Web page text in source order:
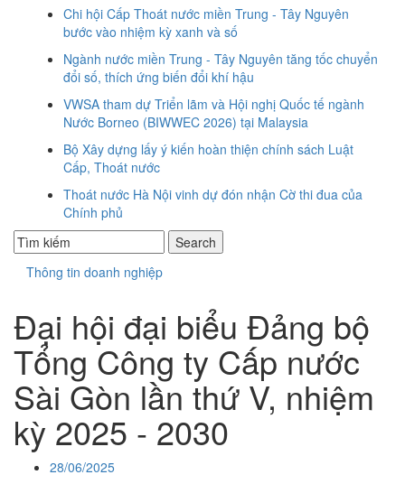
Chi hội Cấp Thoát nước miền Trung - Tây Nguyên
bước vào nhiệm kỳ xanh và số
Ngành nước miền Trung - Tây Nguyên tăng tốc chuyển
đổi số, thích ứng biến đổi khí hậu
VWSA tham dự Triển lãm và Hội nghị Quốc tế ngành
Nước Borneo (BIWWEC 2026) tại Malaysia
Bộ Xây dựng lấy ý kiến hoàn thiện chính sách Luật
Cấp, Thoát nước
Thoát nước Hà Nội vinh dự đón nhận Cờ thi đua của
Chính phủ
Thông tin doanh nghiệp
Đại hội đại biểu Đảng bộ
Tổng Công ty Cấp nước
Sài Gòn lần thứ V, nhiệm
kỳ 2025 - 2030
28/06/2025